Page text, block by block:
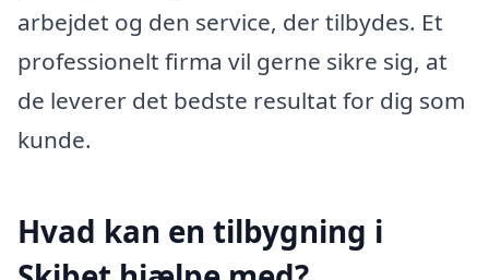
arbejdet og den service, der tilbydes. Et
professionelt firma vil gerne sikre sig, at
de leverer det bedste resultat for dig som
kunde.
Hvad kan en tilbygning i